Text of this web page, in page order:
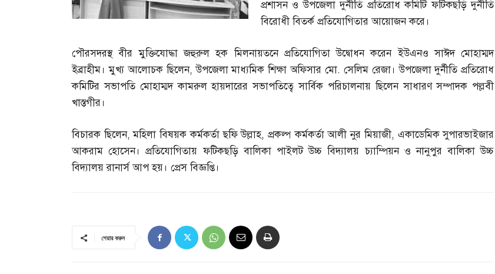
প্রশাসন ও উপজেলা দুর্নীতি প্রতিরোধ কমিটি ফটিকছড়ি দুর্নীতি
বিরোধী বিতর্ক প্রতিযোগিতার আয়োজন করে।
পৌরসদরস্থ বীর মুক্তিযোদ্ধা জহুরুল হক মিলনায়তনে প্রতিযোগিতা উদ্বোধন করেন ইউএনও সাঈদ মোহাম্মদ
ইব্রাহীম। মুখ্য আলোচক ছিলেন,উপজেলা মাধ্যমিক শিক্ষা অফিসার মো. সেলিম রেজা। উপজেলা দুর্নীতি প্রতিরোধ
কমিটির সভাপতি মোহাম্মদ কামরুল হায়দারের সভাপতিত্বে সার্বিক পরিচালনায় ছিলেন সাধারণ সম্পাদক পল্লবী
খাস্তগীর।
বিচারক ছিলেন,মহিলা বিষয়ক কর্মকর্তা ছফি উল্লাহ,প্রকল্প কর্মকর্তা আলী নুর মিয়াজী, একাডেমিক সুপারভাইজার
আকরাম হোসেন। প্রতিযোগিতায় ফটিকছড়ি বালিকা পাইলট উচ্চ বিদ্যালয় চ্যাম্পিয়ন ও নানুপুর বালিকা উচ্চ
বিদ্যালয় রানার্স আপ হয়। প্রেস বিজ্ঞপ্তি।
শেয়ার করুন